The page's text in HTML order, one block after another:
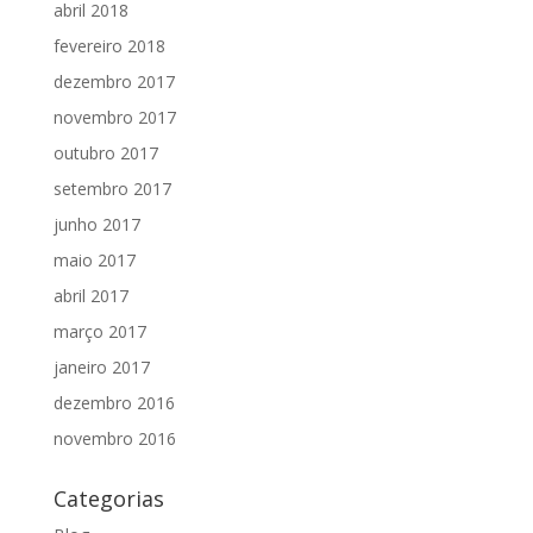
abril 2018
fevereiro 2018
dezembro 2017
novembro 2017
outubro 2017
setembro 2017
junho 2017
maio 2017
abril 2017
março 2017
janeiro 2017
dezembro 2016
novembro 2016
Categorias